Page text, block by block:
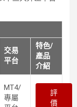
交易
平台
特色/
產品
介紹
MT4/
專屬
評
價